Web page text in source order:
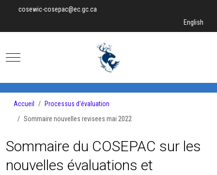
cosewic-cosepac@ec.gc.ca
Sélectionnez
English
Mobile Menu Toggle
Accueil
Processus d'évaluation
Sommaire nouvelles revisees mai 2022
Sommaire du COSEPAC sur les
nouvelles évaluations et